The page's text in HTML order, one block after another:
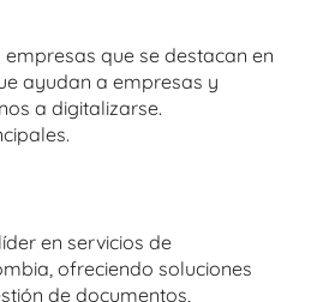
empresas que se destacan en
ayudan a empresas y
a digitalizarse.
en servicios de
ofreciendo soluciones
de documentos,